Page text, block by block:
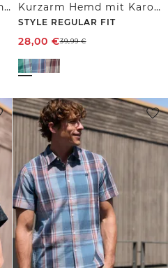
Kurzarm Hemd in Popeline-Qualität Kurzarm Hemd mit Karomuster
STYLE REGULAR FIT
28,00 €39,99€